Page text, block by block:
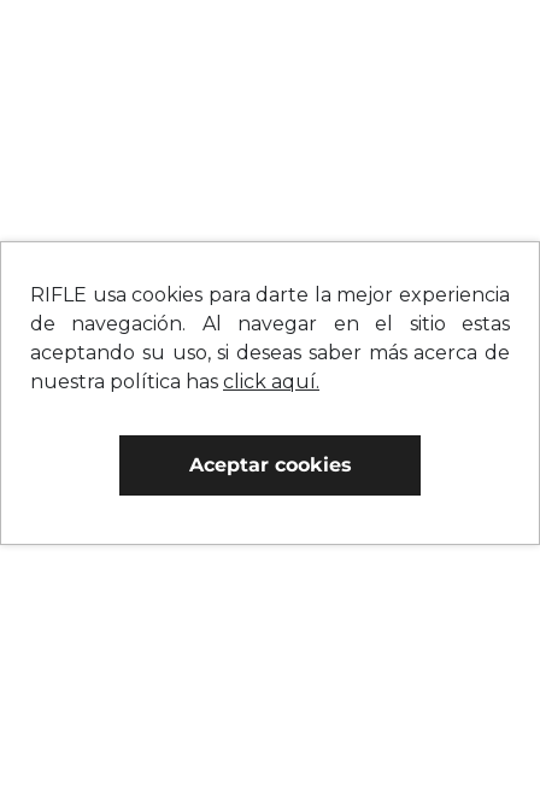
RIFLE usa cookies para darte la mejor experiencia
de navegación. Al navegar en el sitio estas
aceptando su uso, si deseas saber más acerca de
nuestra política has click aquí.
Aceptar cookies